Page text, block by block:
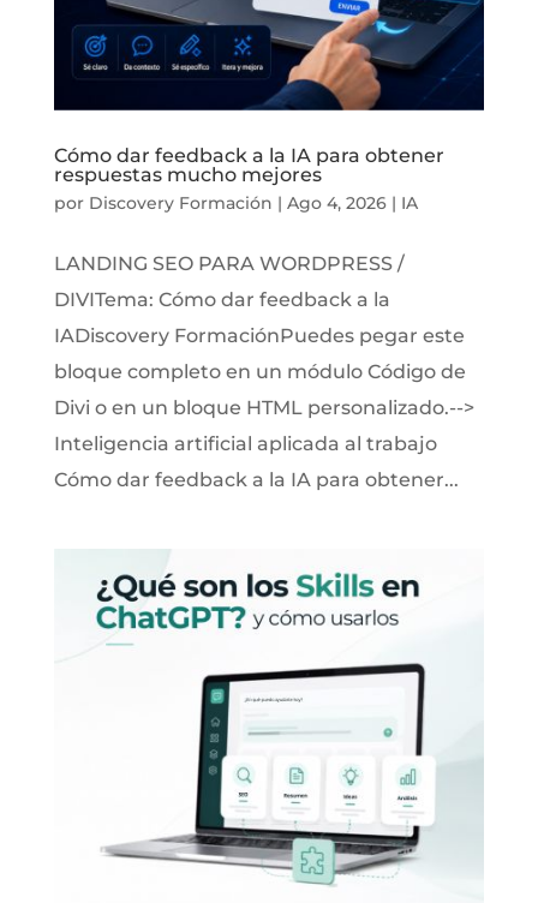
Cómo dar feedback a la IA para obtener
respuestas mucho mejores
por Discovery Formación | Ago 4, 2026| IA
LANDING SEO PARA WORDPRESS /
DIVITema: Cómo dar feedback a la
IADiscovery FormaciónPuedes pegar este
bloque completo en un módulo Código de
Divi o en un bloque HTML personalizado.-->
Inteligencia artificial aplicada al trabajo
Cómo dar feedback a la IA para obtener...